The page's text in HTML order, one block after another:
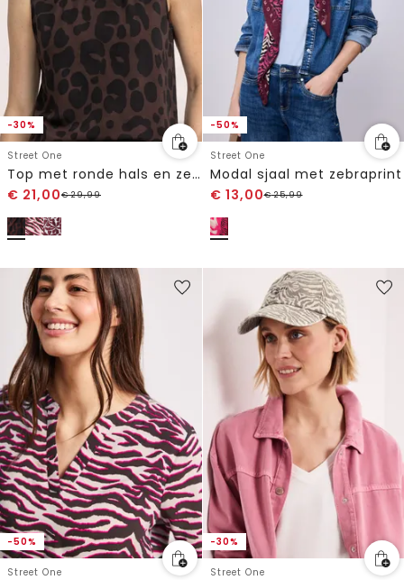
-30%
Street One
Top met ronde hals en zebraprint
€ 21,00€29,99
-50%
Street One
Modal sjaal met zebraprint
€ 13,00€25,99
-50%
Street One
-30%
Street One